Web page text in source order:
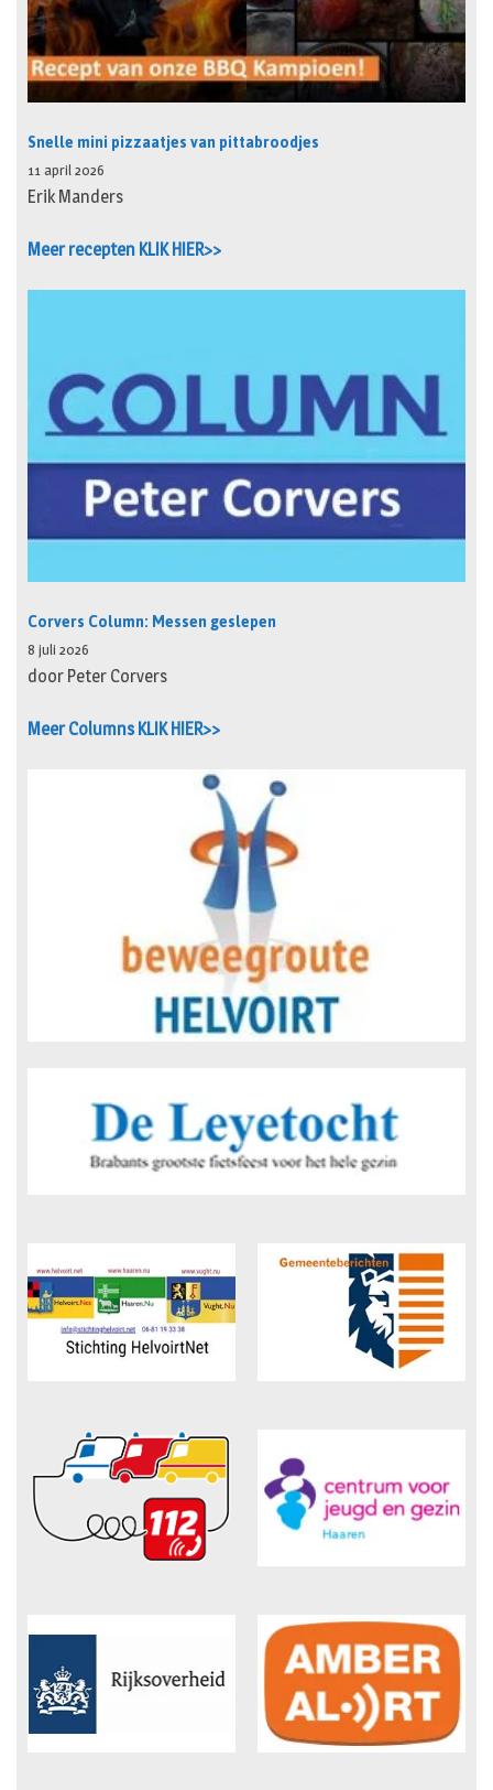
Snelle mini pizzaatjes van pittabroodjes
11 april 2026
Erik Manders
Meer recepten KLIK HIER>>
Corvers Column: Messen geslepen
8 juli 2026
door Peter Corvers
Meer Columns KLIK HIER>>